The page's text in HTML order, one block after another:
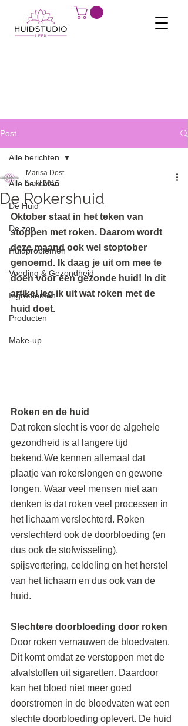
Post
Alle berichten
De Huid
De zon
Huidproblemen
Voeding & Gezondheid
Ingrediënten
Producten
Make-up
Alle berichten
De Rokershuid
Marisa Dost
1 okt 2015
Oktober staat in het teken van
stoppen met roken. Daarom wordt
deze maand ook wel stoptober
genoemd. Ik daag je uit om mee te
doen voor een gezonde huid! In dit
artikel leg ik uit wat roken met de
huid doet.
Roken en de huid
Dat roken slecht is voor de algehele
gezondheid is al langere tijd
bekend.We kennen allemaal dat
plaatje van rokerslongen en gewone
longen. Waar veel mensen niet aan
denken is dat roken veel processen in
het lichaam verslechterd. Roken
verslechterd ook de doorbloeding (en
dus ook de stofwisseling),
spijsvertering, celdeling en het herstel
van het lichaam en dus ook van de
huid.
Slechtere doorbloeding door roken
Door roken vernauwen de bloedvaten.
Dit komt omdat ze verstoppen met de
afvalstoffen uit sigaretten. Daardoor
kan het bloed niet meer goed
doorstromen in de bloedvaten wat een
slechte doorbloeding oplevert. De huid